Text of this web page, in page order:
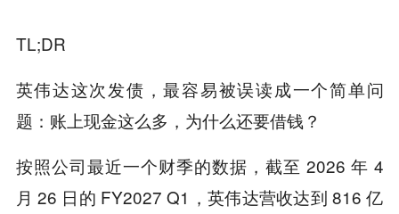
TL;DR
英伟达这次发债，最容易被误读成一个简单问
题：账上现金这么多，为什么还要借钱？
按照公司最近一个财季的数据，截至 2026 年 4
月 26 日的 FY2027 Q1，英伟达营收达到 816 亿